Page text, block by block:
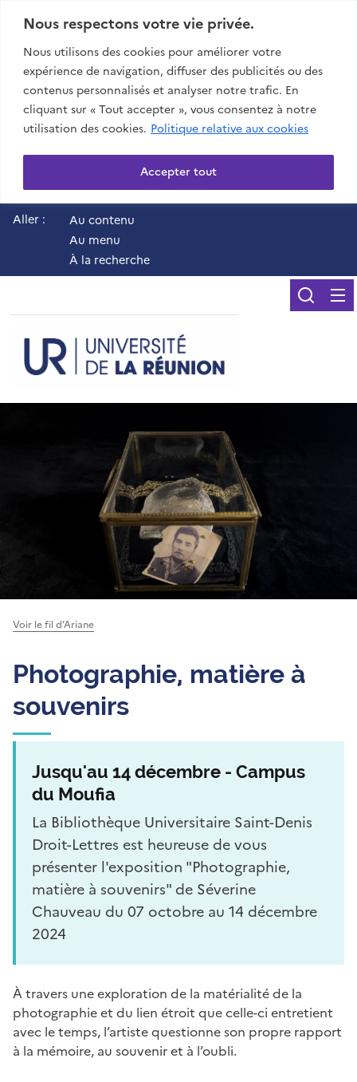
Nous respectons votre vie privée.
Nous utilisons des cookies pour améliorer votre
expérience de navigation, diffuser des publicités ou des
contenus personnalisés et analyser notre trafic. En
cliquant sur « Tout accepter », vous consentez à notre
utilisation des cookies. Politique relative aux cookies
Accepter tout
Aller :
Au contenu
Au menu
À la recherche
Voir le fil d’Ariane
Photographie, matière à
souvenirs
Jusqu'au 14 décembre - Campus
du Moufia
La Bibliothèque Universitaire Saint-Denis
Droit-Lettres est heureuse de vous
présenter l'exposition "Photographie,
matière à souvenirs" de Séverine
Chauveau du 07 octobre au 14 décembre
2024
À travers une exploration de la matérialité de la
photographie et du lien étroit que celle-ci entretient
avec le temps, l’artiste questionne son propre rapport
à la mémoire, au souvenir et à l’oubli.